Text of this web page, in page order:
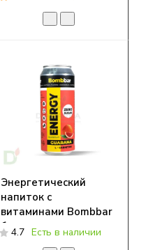
Энергетический
напиток с
витаминами Bombbar
без сахара,
Грейпфрут, 500 мл
4.7 Есть в наличии